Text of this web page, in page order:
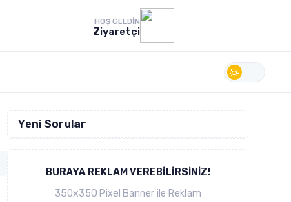
HOŞ GELDIN
Ziyaretçi
Yeni Sorular
BURAYA REKLAM VEREBILIRSINIZ!
350x350 Pixel Banner ile Reklam